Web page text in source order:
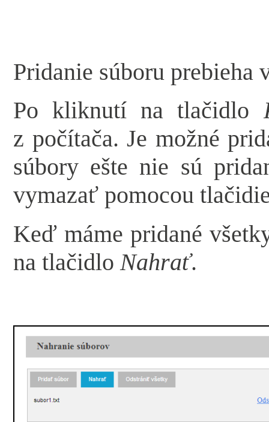
Pridanie súboru prebieha
Po kliknutí na tlačidlo
z počítača. Je možné
súbory ešte nie sú
vymazať pomocou
Keď máme pridané
na tlačidlo Nahrať.